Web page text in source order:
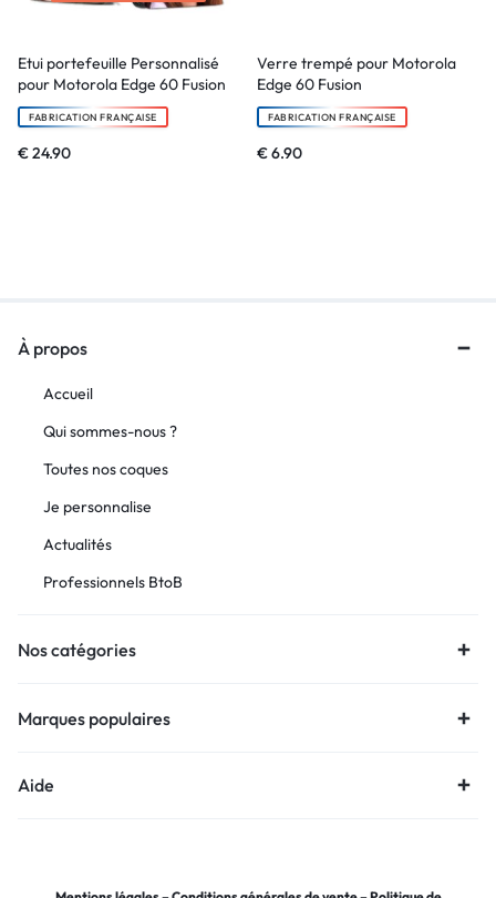
Etui portefeuille Personnalisé
pour Motorola Edge 60 Fusion
FABRICATION FRANÇAISE
€24.90
Verre trempé pour Motorola
Edge 60 Fusion
FABRICATION FRANÇAISE
€6.90
À propos
Accueil
Qui sommes-nous ?
Toutes nos coques
Je personnalise
Actualités
Professionnels BtoB
Nos catégories
Marques populaires
Aide